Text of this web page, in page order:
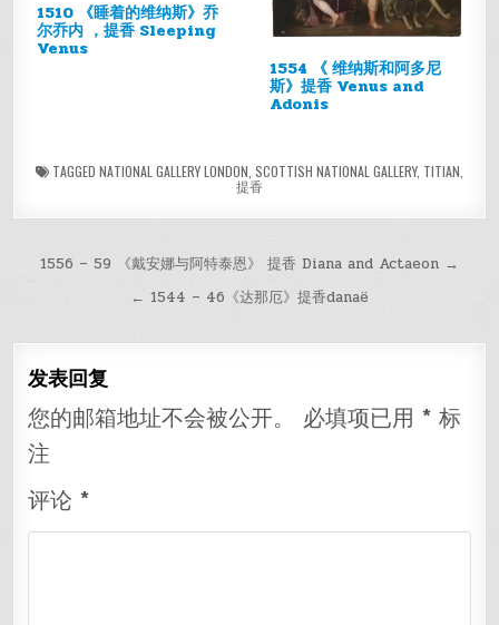
1510 《睡着的维纳斯》乔
尔乔内 ，提香 Sleeping
Venus
1554 《 维纳斯和阿多尼
斯》提香 Venus and
Adonis
TAGGED NATIONAL GALLERY LONDON SCOTTISH NATIONAL GALLERY, TITIAN
提香
文
航
1556 – 59 《戴安娜与阿特泰恩》 提香 Diana and Actaeon →
← 1544 – 46《达那厄》提香danaë
发表回复
您的邮箱地址不会被公开。 必填项已用* 标
注
评论*